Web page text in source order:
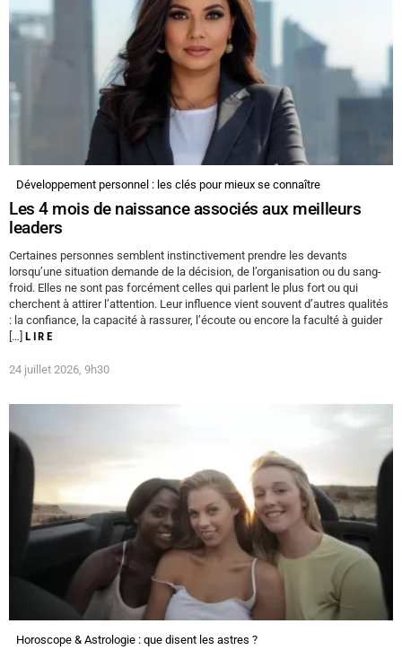
Développement personnel : les clés pour mieux se connaître
Les 4 mois de naissance associés aux meilleurs
leaders
Certaines personnes semblent instinctivement prendre les devants
lorsqu’une situation demande de la décision, de l’organisation ou du sang-
froid. Elles ne sont pas forcément celles qui parlent le plus fort ou qui
cherchent à attirer l’attention. Leur influence vient souvent d’autres qualités
: la confiance, la capacité à rassurer, l’écoute ou encore la faculté à guider
[…] LIRE
24 juillet 2026, 9h30
Horoscope & Astrologie : que disent les astres ?